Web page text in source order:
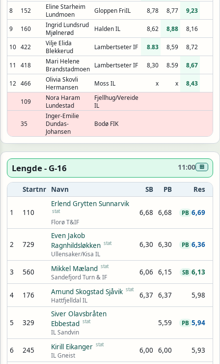
8
152
Eline Starheim
Lundmoen
Gloppen FriIL 8,78 8,77 9,23
9 160
Ingrid Lundsrud
Mjølnerød
Halden IL 8,62 8,88 8,16
10 422
Vilje Elida
Blekkerud
Lambertseter IF 8.83 8,59 8,72
11 418
Mari Helene
Brandstadmoen
Lambertseter IF 8,30 8.59 8,67
12 466
Olivia Skovli
Hermansen
Moss IL x x 8,43
109
Nora Haram
Lundestad
Fjellhug/Vereide
IL
35
Inger-Emilie
Dundas-
Johansen
Bodø FIK
Lengde - G-16 11:00 ⊞
Startnr Navn SB PB Res
1 110
Erlend Grytten Sunnarvik
stat
Florø T&IF
6,68 6,68 6,69
PB
2 729
Even Jakob
Ragnhildsløkken stat
Ullensaker/Kisa IL
6,30 6,30 6,36
PB
3 560 Mikkel Mæland stat
Sandefjord Turn & IF
6,06 6,15 6,13
SB
4 176 Amund Skogstad Sjåvik stat
Hattfjelldal IL
6,37 6,37 5,98
5 329
Siver Olavsbråten
Ebbestad stat
IL Sandvin
5,59 5,94
PB
6 245 Kirill Eikanger stat
IL Gneist
6,00 6,00 5,93